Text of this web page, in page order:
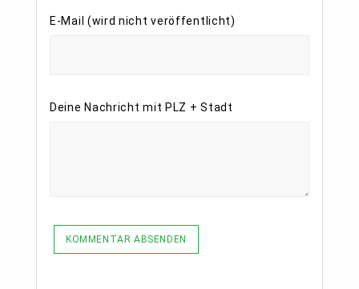
E-Mail (wird nicht veröffentlicht)
Deine Nachricht mit PLZ + Stadt
KOMMENTAR ABSENDEN